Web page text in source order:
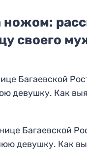
ножом:
своего
Багаевской
девушку. Как
Багаевской
девушку. Как